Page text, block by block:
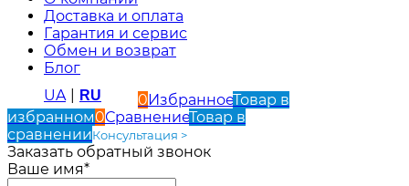
Доставка и оплата
Гарантия и сервис
Обмен и возврат
Блог
UA
RU 0ИзбранноеТовар в
избранном0СравнениеТовар в
сравненииКонсультация >
Заказать обратный звонок
Ваше имя*